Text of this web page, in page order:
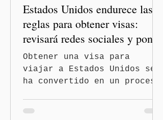
diplomáticas con el mu
Estados Unidos endurece las
reglas para obtener visas:
revisará redes sociales y pone
freno al Turismo de
Nacimiento
Obtener una visa para
viajar a Estados Unidos se
ha convertido en un proceso